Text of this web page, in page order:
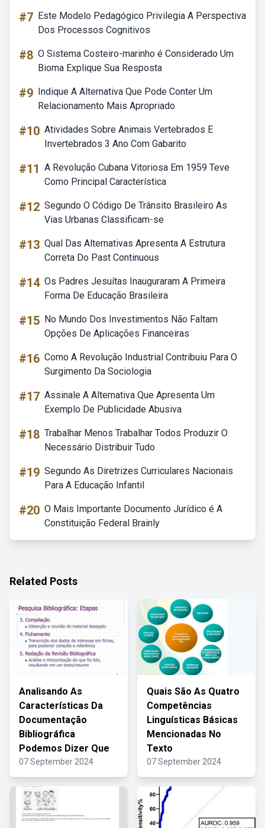
#7 Este Modelo Pedagógico Privilegia A Perspectiva
Dos Processos Cognitivos
#8 O Sistema Costeiro-marinho é Considerado Um
Bioma Explique Sua Resposta
#9 Indique A Alternativa Que Pode Conter Um
Relacionamento Mais Apropriado
#10 Atividades Sobre Animais Vertebrados E
Invertebrados 3 Ano Com Gabarito
#11 A Revolução Cubana Vitoriosa Em 1959 Teve
Como Principal Característica
#12 Segundo O Código De Trânsito Brasileiro As
Vias Urbanas Classificam-se
#13 Qual Das Alternativas Apresenta A Estrutura
Correta Do Past Continuous
#14 Os Padres Jesuítas Inauguraram A Primeira
Forma De Educação Brasileira
#15 No Mundo Dos Investimentos Não Faltam
Opções De Aplicações Financeiras
#16 Como A Revolução Industrial Contribuiu Para O
Surgimento Da Sociologia
#17 Assinale A Alternativa Que Apresenta Um
Exemplo De Publicidade Abusiva
#18 Trabalhar Menos Trabalhar Todos Produzir O
Necessário Distribuir Tudo
#19 Segundo As Diretrizes Curriculares Nacionais
Para A Educação Infantil
#20 O Mais Importante Documento Jurídico é A
Constituição Federal Brainly
Related Posts
Analisando As
Características Da
Documentação
Bibliográfica
Podemos Dizer Que
07 September 2024
Quais São As Quatro
Competências
Linguísticas Básicas
Mencionadas No
Texto
07 September 2024